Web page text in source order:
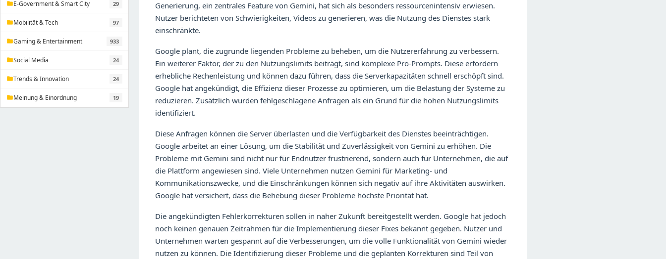
folderE-Government & Smart City 29
folderMobilität & Tech 97
folderGaming & Entertainment 933
folderSocial Media 24
folderTrends & Innovation 24
folderMeinung & Einordnung 19
Generierung, ein zentrales Feature von Gemini, hat sich als besonders ressourcenintensiv erwiesen.
Nutzer berichteten von Schwierigkeiten, Videos zu generieren, was die Nutzung des Dienstes stark
einschränkte.
Google plant, die zugrunde liegenden Probleme zu beheben, um die Nutzererfahrung zu verbessern.
Ein weiterer Faktor, der zu den Nutzungslimits beiträgt, sind komplexe Pro-Prompts. Diese erfordern
erhebliche Rechenleistung und können dazu führen, dass die Serverkapazitäten schnell erschöpft sind.
Google hat angekündigt, die Effizienz dieser Prozesse zu optimieren, um die Belastung der Systeme zu
reduzieren. Zusätzlich wurden fehlgeschlagene Anfragen als ein Grund für die hohen Nutzungslimits
identifiziert.
Diese Anfragen können die Server überlasten und die Verfügbarkeit des Dienstes beeinträchtigen.
Google arbeitet an einer Lösung, um die Stabilität und Zuverlässigkeit von Gemini zu erhöhen. Die
Probleme mit Gemini sind nicht nur für Endnutzer frustrierend, sondern auch für Unternehmen, die auf
die Plattform angewiesen sind. Viele Unternehmen nutzen Gemini für Marketing- und
Kommunikationszwecke, und die Einschränkungen können sich negativ auf ihre Aktivitäten auswirken.
Google hat versichert, dass die Behebung dieser Probleme höchste Priorität hat.
Die angekündigten Fehlerkorrekturen sollen in naher Zukunft bereitgestellt werden. Google hat jedoch
noch keinen genauen Zeitrahmen für die Implementierung dieser Fixes bekannt gegeben. Nutzer und
Unternehmen warten gespannt auf die Verbesserungen, um die volle Funktionalität von Gemini wieder
nutzen zu können. Die Identifizierung dieser Probleme und die geplanten Korrekturen sind Teil von